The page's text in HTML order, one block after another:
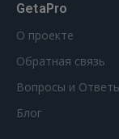
GetaPro
О проекте
Обратная связь
Вопросы и
Блог